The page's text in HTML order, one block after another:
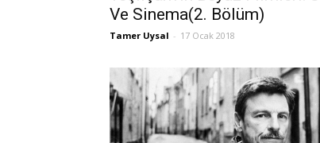
Ve Sinema(2. Bölüm)
Tamer Uysal - 17 Ocak 2018